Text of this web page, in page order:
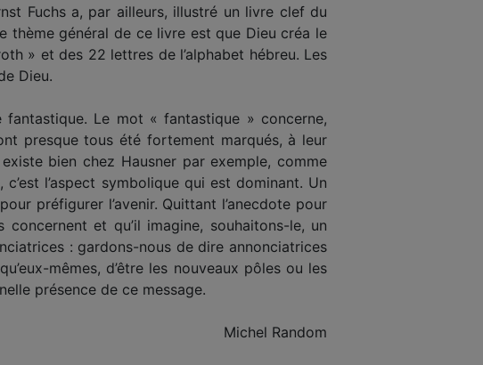
Fuchs a, par ailleurs, illustré un livre clef du
thème général de ce livre est que Dieu créa le
» et des 22 lettres de l’alphabet hébreu. Les
Dieu.
Le mot « fantastique » concerne,
presque tous été fortement marqués, à leur
bien chez Hausner par exemple, comme
l’aspect symbolique qui est dominant. Un
préfigurer l’avenir. Quittant l’anecdote pour
et qu’il imagine, souhaitons-le, un
: gardons-nous de dire annonciatrices
mêmes, d’être les nouveaux pôles ou les
présence de ce message.
Michel Random